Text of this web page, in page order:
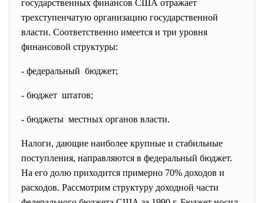
государственных финансов США отражает
трехступенчатую организацию государственной
власти. Соответственно имеется и три уровня
финансовой структуры:
- федеральный бюджет;
- бюджет штатов;
- бюджеты местных органов власти.
Налоги, дающие наиболее крупные и стабильные
поступления, направляются в федеральный бюджет.
На его долю приходится примерно 70% доходов и
расходов. Рассмотрим структуру доходной части